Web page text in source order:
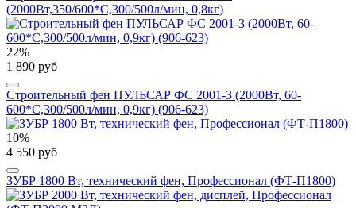
(2000Вт,350/600*C,300/500л/мин, 0,8кг)
22%
1 890 руб
Строительный фен ПУЛЬСАР ФС 2001-3 (2000Вт, 60-
600*C,300/500л/мин, 0,9кг) (906-623)
10%
4 550 руб
ЗУБР 1800 Вт, технический фен, Профессионал (ФТ-П1800)